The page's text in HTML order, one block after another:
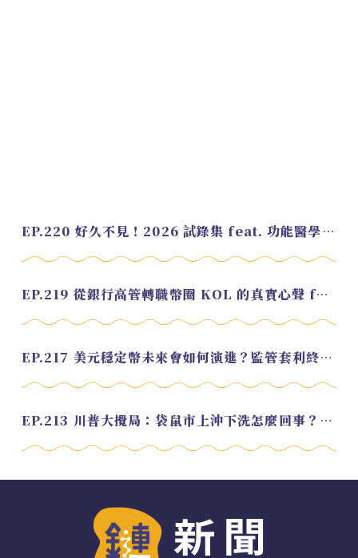
EP.220 好久不見！2026 試錄集 feat. 功能醫學營養師 美寶
EP.219 從銀行高管轉職幣圈 KOL 的真實心聲 feat.龜大
EP.217 美元穩定幣未來會如何演進？監管套利終將收斂？feat. 研究員 余哲安
EP.213 川普大攪局：袋鼠市上沖下洗怎麼回事？feat. Alvin